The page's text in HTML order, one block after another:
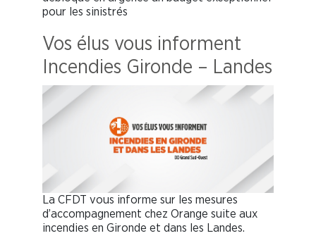
pour les sinistrés
Vos élus vous informent
Incendies Gironde – Landes
La CFDT vous informe sur les mesures
d’accompagnement chez Orange suite aux
incendies en Gironde et dans les Landes.